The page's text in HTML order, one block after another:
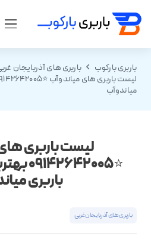
باربری بارکوب
باربری های آذربایجان
میاندوآب
لیست باربری
باربری
باربری های آذربایجان غربی